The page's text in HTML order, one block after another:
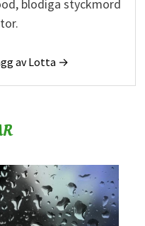
blodiga styckmord
av Lotta →